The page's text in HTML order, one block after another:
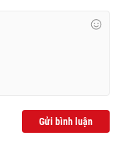
Gửi bình luận